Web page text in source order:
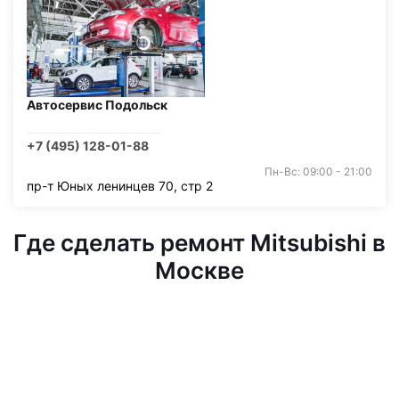
Автосервис Подольск
+7 (495) 128-01-88
Пн-Вс: 09:00 - 21:00
пр-т Юных ленинцев 70, стр 2
Где сделать ремонт Mitsubishi в
Москве